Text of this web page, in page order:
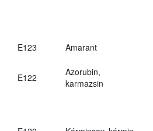
E123
Amarant
E122
Azorubin,
karmazsin